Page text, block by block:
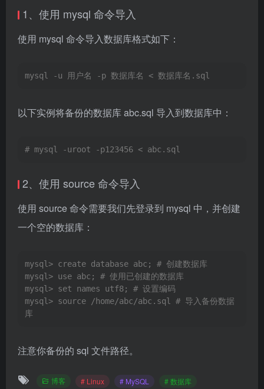
1、使用 mysql 命令导入
使用 mysql 命令导入数据库格式如下：
mysql -u 用户名 -p 数据库名 < 数据库名.sql
以下实例将备份的数据库 abc.sql 导入到数据库中：
# mysql -uroot -p123456 < abc.sql
2、使用 source 命令导入
使用 source 命令需要我们先登录到 mysql 中，并创建
一个空的数据库：
mysql> create database abc; # 创建数据库
mysql> use abc; # 使用已创建的数据库
mysql> set names utf8; # 设置编码
mysql> source /home/abc/abc.sql # 导入备份数据
库
注意你备份的 sql 文件路径。
博客 # Linux # MySQL # 数据库